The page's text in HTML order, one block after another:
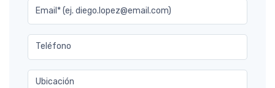
Email* (ej. diego.lopez@email.com)
Teléfono
Ubicación